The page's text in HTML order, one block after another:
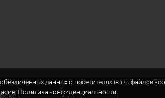
данных о посетителях (в т.ч. файлов
Политика конфиденциальности